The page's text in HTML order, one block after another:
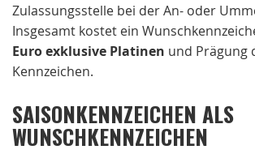
Zulassungsstelle bei der An- oder
Insgesamt kostet ein
Euro exklusive Platinen und Prägung
Kennzeichen.
SAISONKENNZEICHEN ALS
WUNSCHKENNZEICHEN